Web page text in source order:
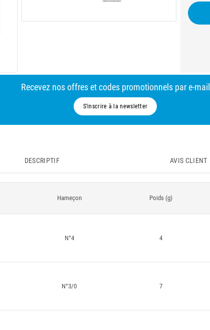
Recevez nos offres et codes promotionnels par e-mail
S’inscrire à la newsletter
DESCRIPTIF AVIS CLIENT
Hameçon Poids (g)
N°4 4
N°3/0 7